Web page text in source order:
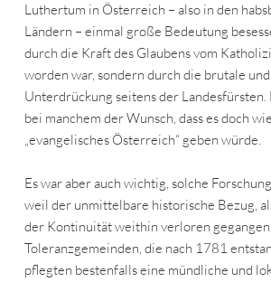
Luthertum in Österreich – also in den
Ländern – einmal große Bedeutung
durch die Kraft des Glaubens vom
worden war, sondern durch die brutale
Unterdrückung seitens der Landesfürsten.
bei manchem der Wunsch, dass es doch
„evangelisches Österreich“ geben würde.
Es war aber auch wichtig, solche
weil der unmittelbare historische Bezug,
der Kontinuität weithin verloren gegangen
Toleranzgemeinden, die nach 1781
pflegten bestenfalls eine mündliche und